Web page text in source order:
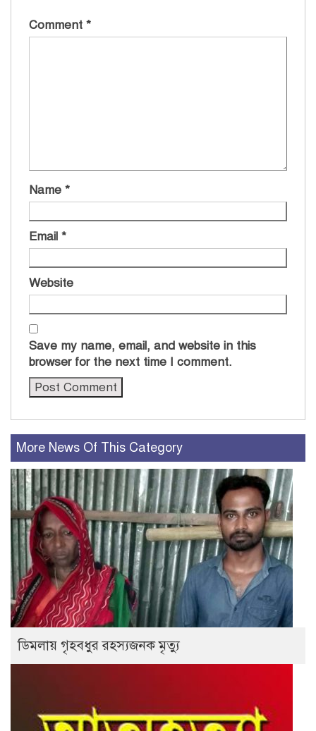
Comment *
Name *
Email *
Website
Save my name, email, and website in this
browser for the next time I comment.
More News Of This Category
ডিমলায় গৃহবধুর রহস্যজনক মৃত্যু